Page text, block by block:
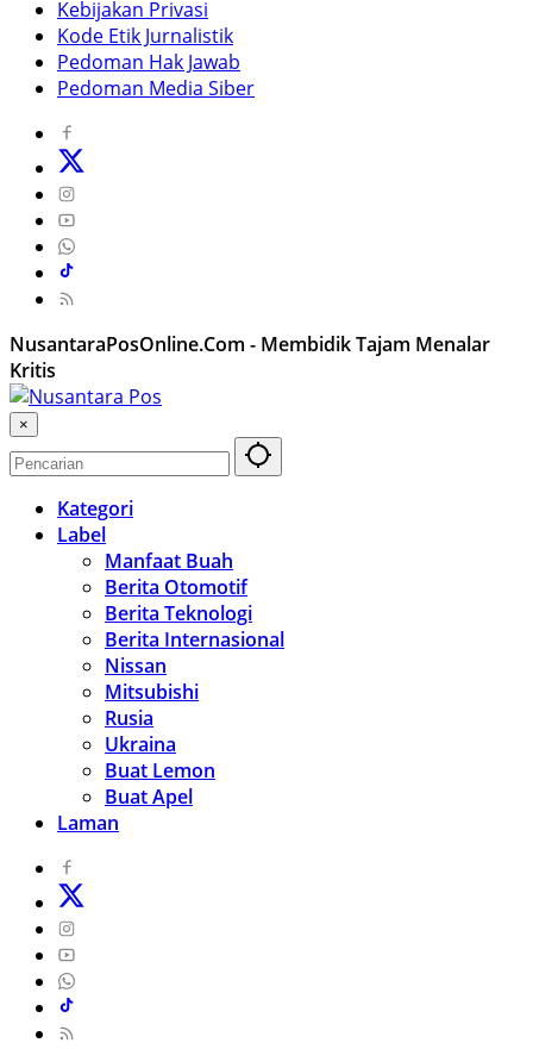
Kebijakan Privasi
Kode Etik Jurnalistik
Pedoman Hak Jawab
Pedoman Media Siber
NusantaraPosOnline.Com - Membidik Tajam Menalar
Kritis
×
Kategori
Label
Manfaat Buah
Berita Otomotif
Berita Teknologi
Berita Internasional
Nissan
Mitsubishi
Rusia
Ukraina
Buat Lemon
Buat Apel
Laman